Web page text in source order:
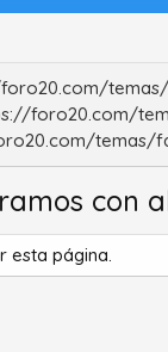
foro20.com/
temas/
con
esta página.